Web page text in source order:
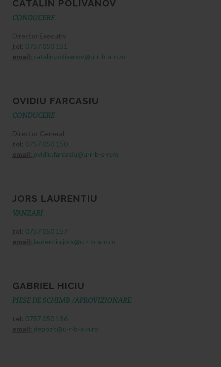
CATALIN POLIVANOV
CONDUCERE
Director Executiv
tel: 0757 050 151
email: catalin.polivanov@u-r-b-a-n.ro
OVIDIU FARCASIU
CONDUCERE
Director General
tel: 0757 050 150
email: ovidiu.farcasiu@u-r-b-a-n.ro
JORS LAURENTIU
VANZARI
tel: 0757 050 157
email: laurentiu.jors@u-r-b-a-n.ro
GABRIEL HICIU
PIESE DE SCHIMB /APROVIZIONARE
tel: 0757 050 156
email: depozit@u-r-b-a-n.ro